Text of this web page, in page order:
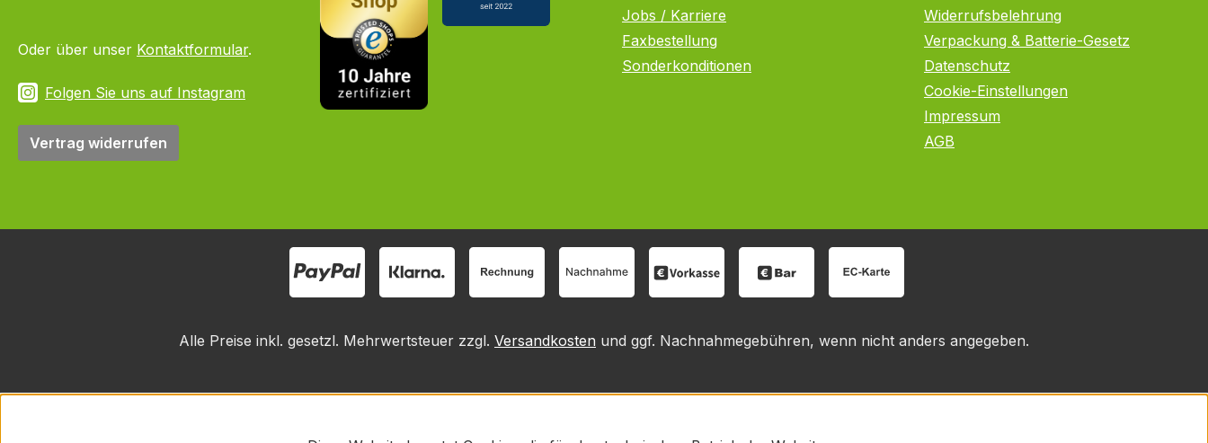
Oder über unser Kontaktformular.
Folgen Sie uns auf Instagram
Vertrag widerrufen
Jobs / Karriere
Faxbestellung
Sonderkonditionen
Widerrufsbelehrung
Verpackung & Batterie-Gesetz
Datenschutz
Cookie-Einstellungen
Impressum
AGB
Alle Preise inkl. gesetzl. Mehrwertsteuer zzgl. Versandkosten und ggf. Nachnahmegebühren, wenn nicht anders angegeben.